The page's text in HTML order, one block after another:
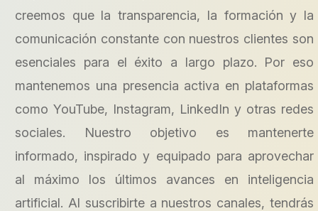
creemos que la transparencia, la formación y la
comunicación constante con nuestros clientes son
esenciales para el éxito a largo plazo. Por eso
mantenemos una presencia activa en plataformas
como YouTube, Instagram, LinkedIn y otras redes
sociales. Nuestro objetivo es mantenerte
informado, inspirado y equipado para aprovechar
al máximo los últimos avances en inteligencia
artificial. Al suscribirte a nuestros canales, tendrás